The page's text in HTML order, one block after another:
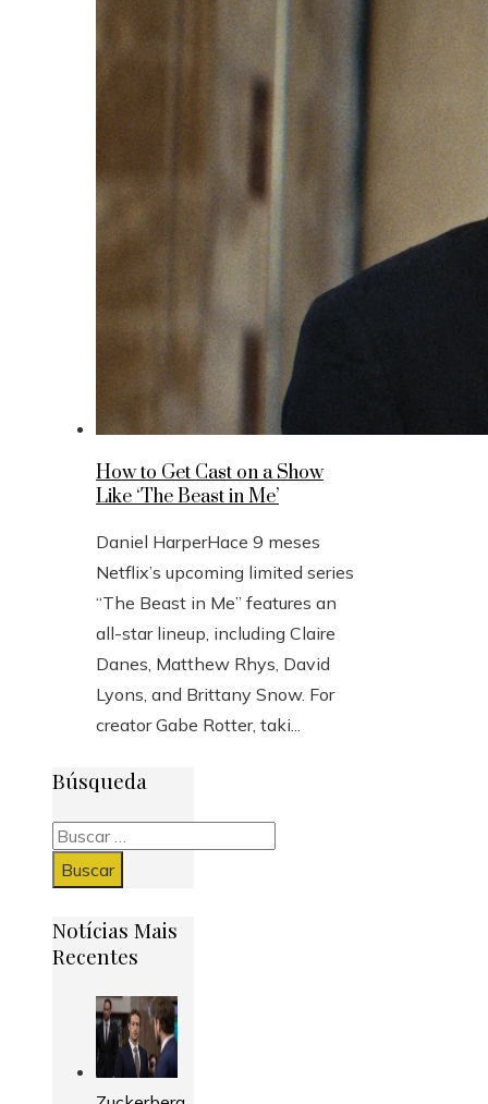
How to Get Cast on a Show
Like ‘The Beast in Me’
Daniel HarperHace 9 meses
Netflix’s upcoming limited series
“The Beast in Me” features an
all-star lineup, including Claire
Danes, Matthew Rhys, David
Lyons, and Brittany Snow. For
creator Gabe Rotter, taki...
Búsqueda
Buscar:
Notícias Mais
Recentes